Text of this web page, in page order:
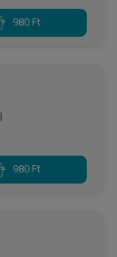
980 Ft
980 Ft